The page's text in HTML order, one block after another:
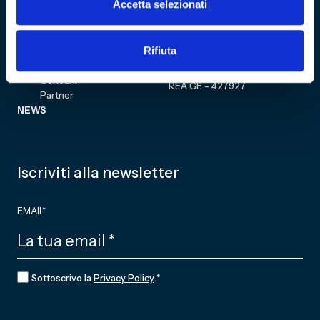
Accetta selezionati
Rifiuta
COMMUNITY
Genoani
Partner
NEWS
Acquista biglietto
REA GE - 427927
Iscriviti alla newsletter
EMAIL*
CONSENSO*
Sottoscrivo laPrivacy Policy.*